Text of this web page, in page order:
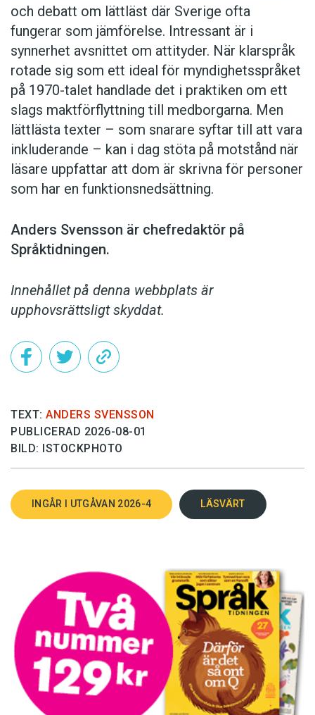
och debatt om lättläst där ­Sverige ofta
fungerar som jämförelse. ­Intressant är i
synnerhet ­avsnittet om attityder. När klar­språk
rotade sig som ett ideal för myndighetsspråket
på 1970-talet handlade det i praktiken om ett
slags maktförflyttning till medborgarna. Men
lättlästa texter – som snarare syftar till att vara
inkluderande – kan i dag stöta på motstånd när
läsare uppfattar att dom är skrivna för personer
som har en funktionsnedsättning.
Anders Svensson är chefredaktör på
Språktidningen.
Innehållet på denna webbplats är
upphovsrättsligt skyddat.
TEXT: ANDERS SVENSSON
PUBLICERAD 2026-08-01
BILD: ISTOCKPHOTO
INGÅR I UTGÅVAN 2026-4 LÄSVÄRT